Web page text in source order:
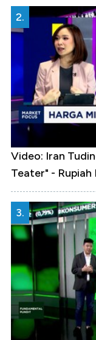
2.
Video: Iran
Teater" - Rupiah
3.